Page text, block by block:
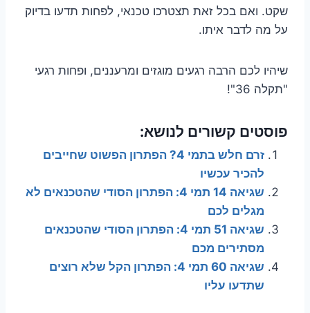
שקט. ואם בכל זאת תצטרכו טכנאי, לפחות תדעו בדיוק
על מה לדבר איתו.
שיהיו לכם הרבה רגעים מוגזים ומרעננים, ופחות רגעי
"תקלה 36"!
פוסטים קשורים לנושא:
זרם חלש בתמי 4? הפתרון הפשוט שחייבים
להכיר עכשיו
שגיאה 14 תמי 4: הפתרון הסודי שהטכנאים לא
מגלים לכם
שגיאה 51 תמי 4: הפתרון הסודי שהטכנאים
מסתירים מכם
שגיאה 60 תמי 4: הפתרון הקל שלא רוצים
שתדעו עליו